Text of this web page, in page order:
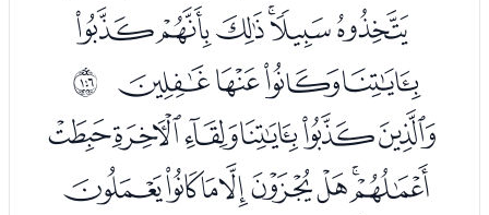
ﮑﮒﮓﮔﮕﮖ
ﮗﮘﮙﮚ ﲑ
ﮜﮝﮞﮟﮠﮡ
ﮢﮣﮤﮥﮦﮧﮨﮩ